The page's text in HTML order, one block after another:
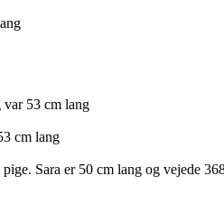
var 53 cm lang
cm lang
Sara er 50 cm lang og vejede